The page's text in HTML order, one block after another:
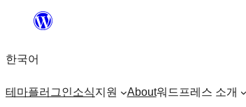
츠
한국어
테마플러그인소식지원 About워드프레스 소개